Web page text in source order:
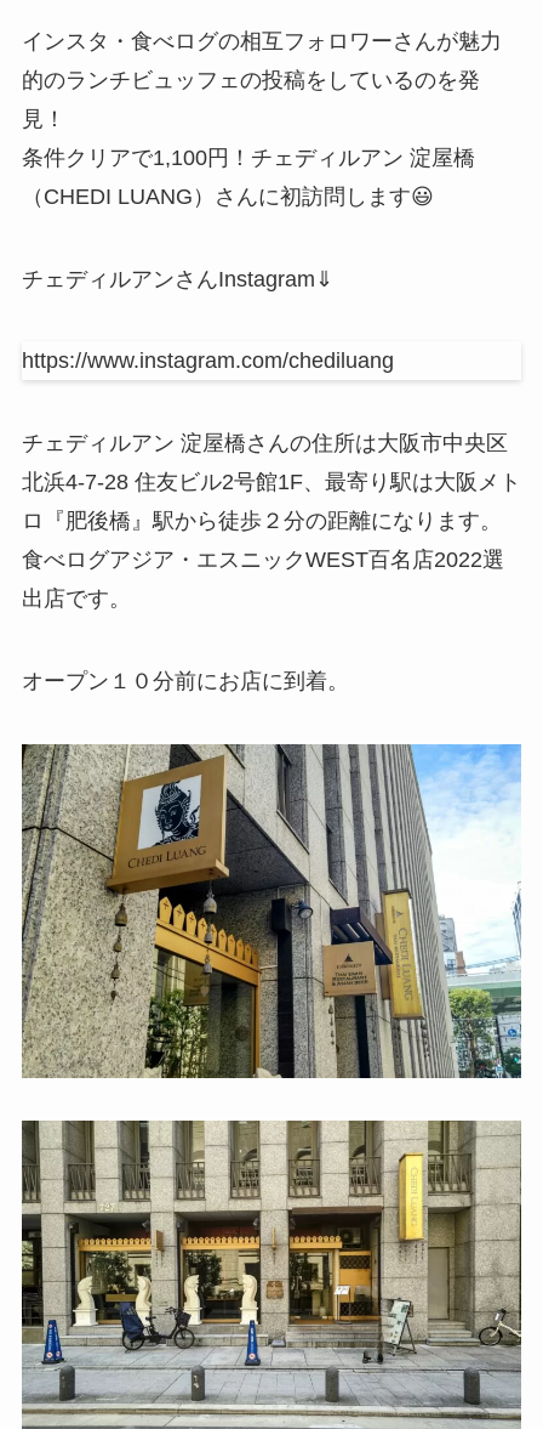
インスタ・食べログの相互フォロワーさんが魅力
的のランチビュッフェの投稿をしているのを発
見！
条件クリアで1,100円！チェディルアン 淀屋橋
（CHEDI LUANG）さんに初訪問します😃
チェディルアンさんInstagram⇓
https://www.instagram.com/chediluang
チェディルアン 淀屋橋さんの住所は大阪市中央区
北浜4-7-28 住友ビル2号館1F、最寄り駅は大阪メト
ロ『肥後橋』駅から徒歩２分の距離になります。
食べログアジア・エスニックWEST百名店2022選
出店です。
オープン１０分前にお店に到着。